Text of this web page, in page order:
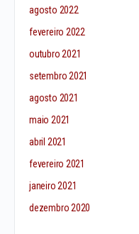
agosto 2022
fevereiro 2022
outubro 2021
setembro 2021
agosto 2021
maio 2021
abril 2021
fevereiro 2021
janeiro 2021
dezembro 2020